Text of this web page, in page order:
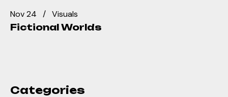
Nov 24
Visuals
Fictional Worlds
Categories